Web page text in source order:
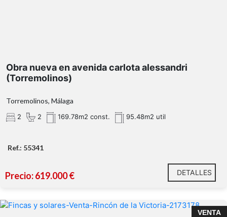
Obra nueva en avenida carlota alessandri
(Torremolinos)
Torremolinos, Málaga
2 2 169.78m2 const. 95.48m2 util
Ref.: 55341
Precio: 619.000 € DETALLES
VENTA
¡PARCELA URBANA CON POSIBILIDAD DE HACER 2